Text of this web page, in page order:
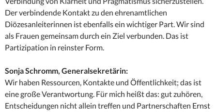
Der verbindende Kontakt zu den ehrenamtlichen
Diözesanleiterinnen ist ebenfalls ein wichtiger Part. Wir sind
als Frauen gemeinsam durch ein Ziel verbunden. Das ist
Partizipation in reinster Form.
Sonja Schromm, Generalsekretärin:
Wir haben Ressourcen, Kontakte und Öffentlichkeit; das ist
eine große Verantwortung. Für mich heißt das: gut zuhören,
Entscheidungen nicht allein treffen und Partnerschaften Ernst